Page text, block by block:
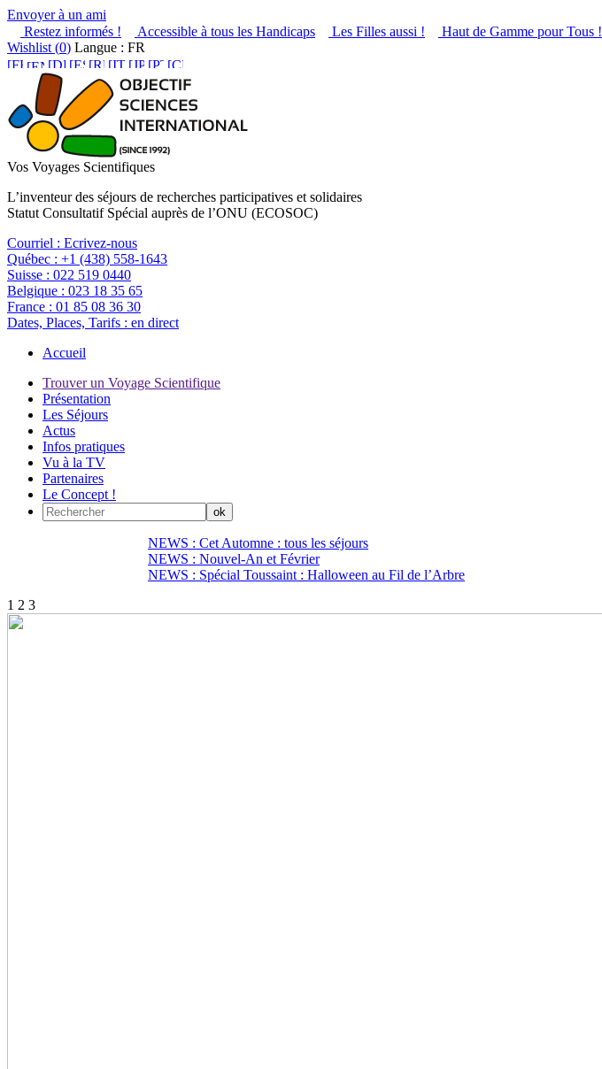
Envoyer à un ami
Restez informés !
Accessible à tous les Handicaps Les Filles aussi ! Haut de Gamme pour Tous !
Wishlist (0) Langue : FR
Vos Voyages Scientifiques
L’inventeur des séjours de recherches participatives et solidaires
Statut Consultatif Spécial auprès de l’ONU (ECOSOC)
Courriel : Ecrivez-nous
Québec : +1 (438) 558-1643
Suisse : 022 519 0440
Belgique : 023 18 35 65
France : 01 85 08 36 30
Dates, Places, Tarifs : en direct
Accueil
Trouver un Voyage Scientifique
Présentation
Les Séjours
Actus
Infos pratiques
Vu à la TV
Partenaires
Le Concept !
NEWS : Cet Automne : tous les séjours
NEWS : Nouvel-An et Février
NEWS : Spécial Toussaint : Halloween au Fil de l’Arbre
1 2 3